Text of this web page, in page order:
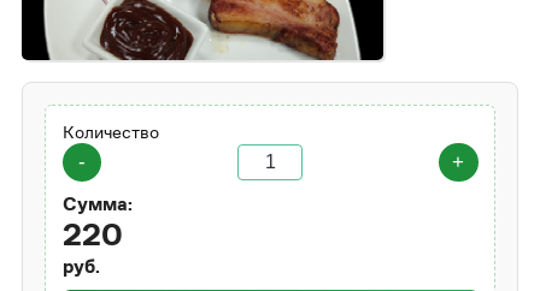
Количество
-
+
Сумма:
220
руб.